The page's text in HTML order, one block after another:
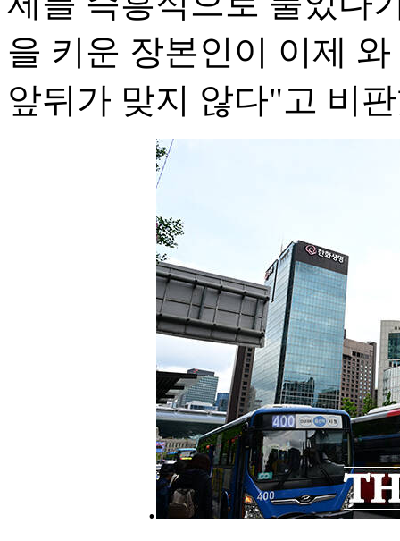
을 키운 장본인이 이제
앞뒤가 맞지 않다"고 비
.